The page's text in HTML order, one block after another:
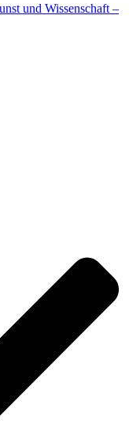
und Wissenschaft –